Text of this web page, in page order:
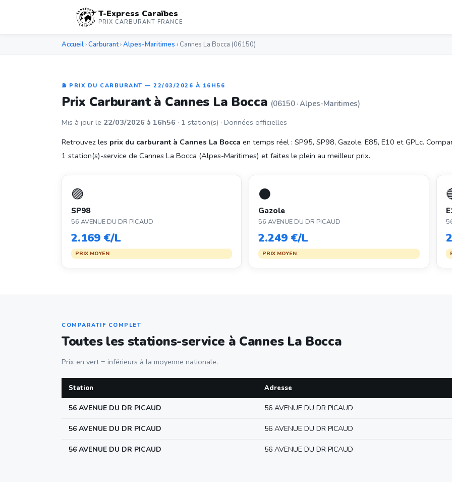
T-Express Caraïbes
PRIX CARBURANT FRANCE
Accueil ›Carburant›Alpes-Maritimes › Cannes La Bocca (06150)
⛽ PRIX DU CARBURANT — 22/03/2026 À 16H56
Prix Carburant à Cannes La Bocca (06150 · Alpes-Maritimes)
Mis à jour le 22/03/2026 à 16h56 · 1 station(s) · Données officielles
Retrouvez les prix du carburant à Cannes La Bocca en temps réel : SP95, SP98, Gazole, E85, E10 et GPLc.
1 station(s)-service de Cannes La Bocca (Alpes-Maritimes) et faites le plein au meilleur prix.
🟣
SP98
56 AVENUE DU DR PICAUD
2.169 €/L
PRIX MOYEN
⚫
Gazole
56 AVENUE DU DR PICAUD
2.249 €/L
PRIX MOYEN
COMPARATIF COMPLET
Toutes les stations-service à Cannes La Bocca
Prix en vert = inférieurs à la moyenne nationale.
Station Adresse
56 AVENUE DU DR PICAUD 56 AVENUE DU DR PICAUD
56 AVENUE DU DR PICAUD 56 AVENUE DU DR PICAUD
56 AVENUE DU DR PICAUD 56 AVENUE DU DR PICAUD